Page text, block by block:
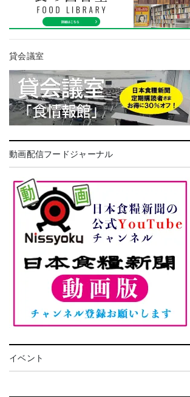
貸会議室
動画配信フードジャーナル
イベント